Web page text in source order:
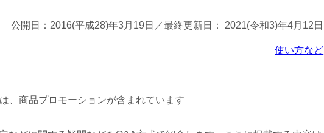
公開日： 2016(平成28)年3月19日 ／最終更新日： 2021(令和3)年4月12日
使い方など
、商品プロモーションが含まれています